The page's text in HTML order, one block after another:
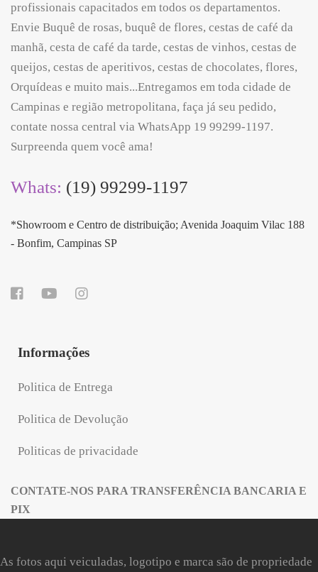
profissionais capacitados em todos os departamentos.
Envie Buquê de rosas, buquê de flores, cestas de café da
manhã, cesta de café da tarde, cestas de vinhos, cestas de
queijos, cestas de aperitivos, cestas de chocolates, flores,
Orquídeas e muito mais...Entregamos em toda cidade de
Campinas e região metropolitana, faça já seu pedido,
contate nossa central via WhatsApp 19 99299-1197.
Surpreenda quem você ama!
Whats: (19) 99299-1197
*Showroom e Centro de distribuição; Avenida Joaquim Vilac 188
- Bonfim, Campinas SP
Informações
Politica de Entrega
Politica de Devolução
Politicas de privacidade
CONTATE-NOS PARA TRANSFERÊNCIA BANCARIA E
PIX
As fotos aqui veiculadas, logotipo e marca são de propriedade